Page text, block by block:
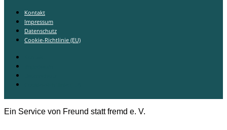
Kontakt
Impressum
Datenschutz
Cookie-Richtlinie (EU)
Ein Service von Freund statt fremd e. V.